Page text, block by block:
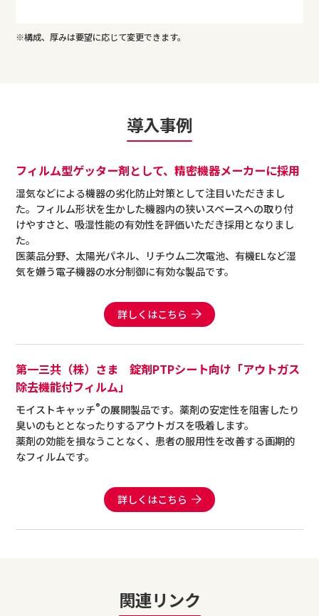
※構成、厚みは要望に応じて変更できます。
導入事例
フィルム型ゲッター剤として、精密機器メーカーに採用
湿気などによる機器の劣化防止対策として注目いただきまし
た。フィルム形状を生かした機器内の狭いスペースへの取り付
けやすさと、吸湿性能の有効性を評価いただき採用となりまし
た。
医薬品分野、太陽光パネル、リチウム二次電池、有機ELなど湿
気を嫌う電子機器の水分制御に有効な製品です。
詳しくはこちら
第一三共（株）さま 錠剤PTPシート向け「アウトガス
除去機能付フィルム」
モイストキャッチ®の展開製品です。薬剤の安定性を阻害したり
臭いのもととなったりするアウトガスを吸着します。
薬剤の効能を損なうことなく、患者の服用性を改善する画期的
なフィルムです。
詳しくはこちら
関連リンク